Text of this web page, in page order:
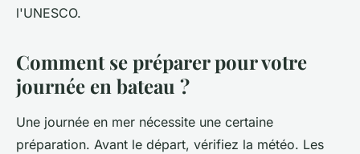
l'UNESCO.
Comment se préparer pour votre
journée en bateau ?
Une journée en mer nécessite une certaine
préparation. Avant le départ, vérifiez la météo. Les